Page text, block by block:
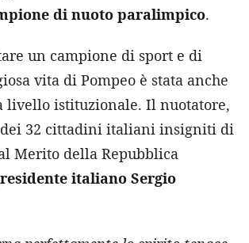
di nuoto paralimpico.
un campione di sport e di
vita di Pompeo è stata anche
livello istituzionale. Il nuotatore,
32 cittadini italiani insigniti di
Merito della Repubblica
italiano Sergio